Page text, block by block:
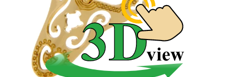
Výrobca kožených výrobkov umiestňuje mosadzné
pracky aj na krojové čižmy a krpce.